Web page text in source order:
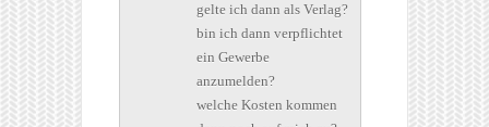
gelte ich dann als Verlag?
bin ich dann verpflichtet
ein Gewerbe
anzumelden?
welche Kosten kommen